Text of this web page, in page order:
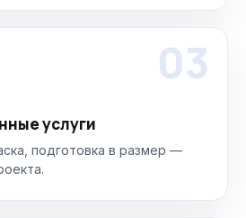
03
услуги
подготовка в размер —